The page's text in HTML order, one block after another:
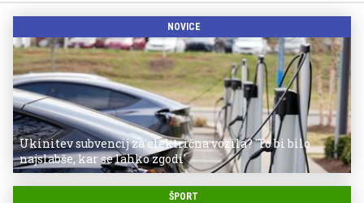
NOVICE
Ukinitev subvencij za električna vozila? 'To bi bilo
najslabše, kar se lahko zgodi'
ŠPORT